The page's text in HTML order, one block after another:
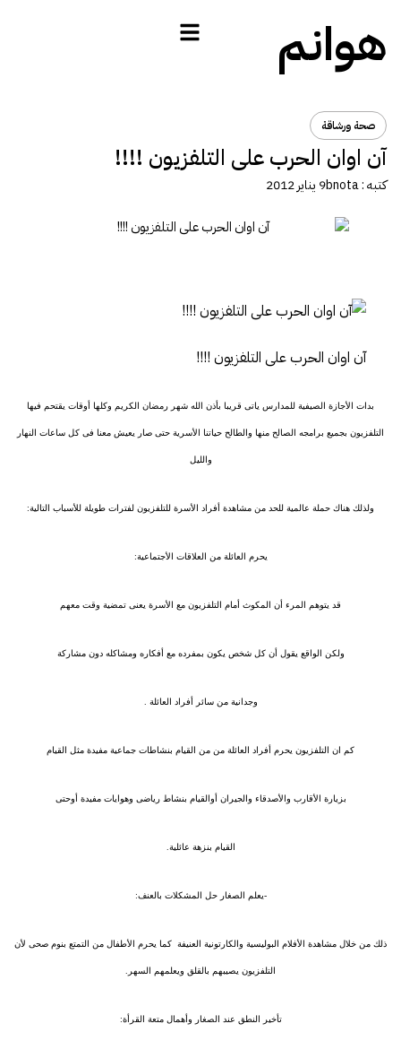
هوانم
صحة ورشاقة
آن اوان الحرب على التلفزيون !!!!
كتبه :bnota9 يناير 2012
آن اوان الحرب على التلفزيون !!!!
بدات الأجازة الصيفية للمدارس ياتى قريبا بأذن الله شهر رمضان الكريم وكلها أوقات يقتحم فيها
التلفزيون بجميع برامجه الصالح منها والطالح حياتنا الأسرية حتى صار يعيش معنا فى كل ساعات النهار
والليل
ولذلك هناك حملة عالمية للحد من مشاهدة أفراد الأسرة للتلفزيون لفترات طويلة للأسباب التالية:
يحرم العائلة من العلاقات الأجتماعية:
قد يتوهم المرء أن المكوث أمام التلفزيون مع الأسرة يعنى تمضية وقت معهم
ولكن الواقع يقول أن كل شخص يكون بمفرده مع أفكاره ومشاكله دون مشاركة
وجدانية من سائر أفراد العائلة .
كم ان التلفزيون يحرم أفراد العائلة من من القيام بنشاطات جماعية مفيدة مثل القيام
بزيارة الأقارب والأصدقاء والجيران أوالقيام بنشاط رياضى وهوايات مفيدة أوحتى
القيام بنزهة عائلية.
-يعلم الصغار حل المشكلات بالعنف:
ذلك من خلال مشاهدة الأفلام البوليسية والكارتونية العنيفة كما يحرم الأطفال من التمتع بنوم صحى لأن
التلفزيون يصيبهم بالقلق ويعلمهم السهر.
تأخير النطق عند الصغار وأهمال متعة القرأة: